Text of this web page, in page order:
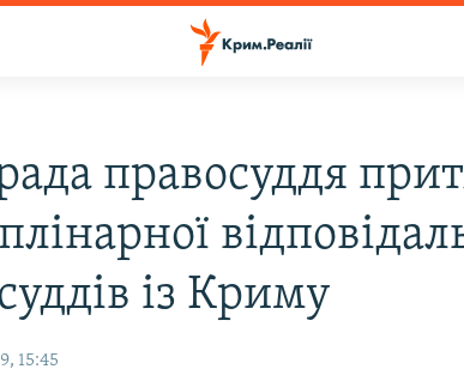
правосуддя
із Криму
15:45